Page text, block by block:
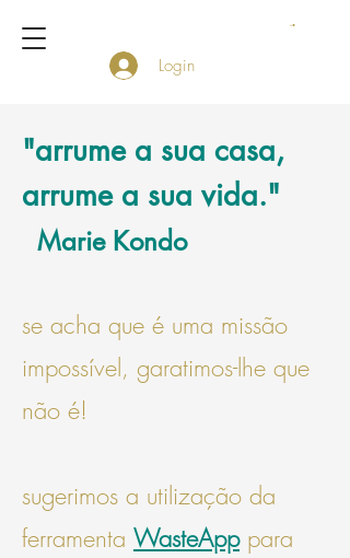
Login
"arrume a sua casa,
arrume a sua vida."
Marie Kondo
se acha que é uma missão
impossível, garatimos-lhe que
não é!
sugerimos a utilização da
ferramenta WasteApp para